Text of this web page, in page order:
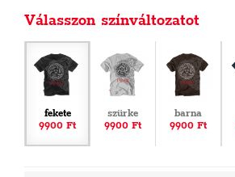
Válasszon színváltozatot
fekete
9900 Ft
szürke
9900 Ft
barna
9900 Ft